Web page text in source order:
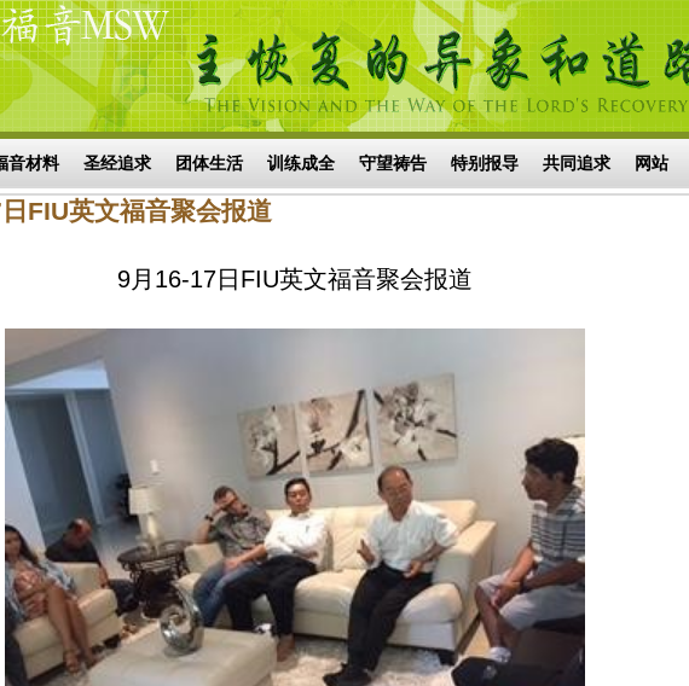
音材料 圣经追求 团体生活 训练成全 守望祷告 特别报导 共同追求 网站
FIU英文福音聚会报道
9月16-17日FIU英文福音聚会报道